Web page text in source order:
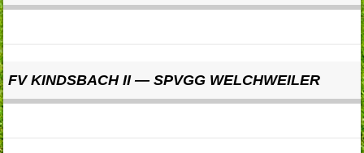
FV KINDSBACH II — SPVGG WELCHWEILER